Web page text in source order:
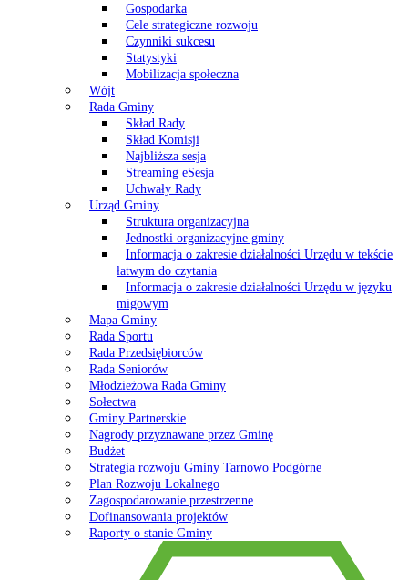
Gospodarka
Cele strategiczne rozwoju
Czynniki sukcesu
Statystyki
Mobilizacja społeczna
Wójt
Rada Gminy
Skład Rady
Skład Komisji
Najbliższa sesja
Streaming eSesja
Uchwały Rady
Urząd Gminy
Struktura organizacyjna
Jednostki organizacyjne gminy
Informacja o zakresie działalności Urzędu w tekście
łatwym do czytania
Informacja o zakresie działalności Urzędu w języku
migowym
Mapa Gminy
Rada Sportu
Rada Przedsiębiorców
Rada Seniorów
Młodzieżowa Rada Gminy
Sołectwa
Gminy Partnerskie
Nagrody przyznawane przez Gminę
Budżet
Strategia rozwoju Gminy Tarnowo Podgórne
Plan Rozwoju Lokalnego
Zagospodarowanie przestrzenne
Dofinansowania projektów
Raporty o stanie Gminy